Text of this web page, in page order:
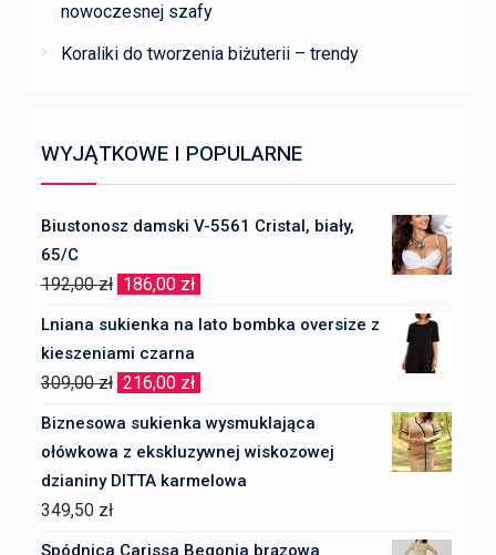
nowoczesnej szafy
Koraliki do tworzenia biżuterii – trendy
WYJĄTKOWE I POPULARNE
Biustonosz damski V-5561 Cristal, biały,
65/C
192,00zł Pierwotna
cena
wynosiła:
192,00 zł.
186,00 zł
cena
186,00 zł.
Lniana sukienka na lato bombka oversize z
kieszeniami czarna
309,00zł Pierwotna
cena
wynosiła:
309,00 zł.
216,00 zł
wynosi:
216,00 zł.
Biznesowa sukienka wysmuklająca
ołówkowa z ekskluzywnej wiskozowej
dzianiny DITTA karmelowa
349,50 zł
Spódnica Carissa Begonia brązowa